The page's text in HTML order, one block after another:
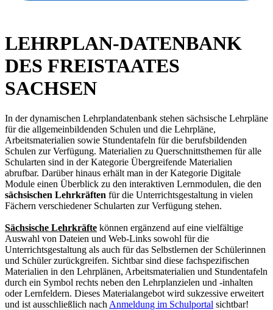
LEHRPLAN-DATENBANK
DES FREISTAATES
SACHSEN
In der dynamischen Lehrplandatenbank stehen sächsische Lehrpläne
für die allgemeinbildenden Schulen und die Lehrpläne,
Arbeitsmaterialien sowie Stundentafeln für die berufsbildenden
Schulen zur Verfügung. Materialien zu Querschnittsthemen für alle
Schularten sind in der Kategorie Übergreifende Materialien
abrufbar. Darüber hinaus erhält man in der Kategorie Digitale
Module einen Überblick zu den interaktiven Lernmodulen, die den
sächsischen Lehrkräften für die Unterrichtsgestaltung in vielen
Fächern verschiedener Schularten zur Verfügung stehen.
Sächsische Lehrkräfte können ergänzend auf eine vielfältige
Auswahl von Dateien und Web-Links sowohl für die
Unterrichtsgestaltung als auch für das Selbstlernen der Schülerinnen
und Schüler zurückgreifen. Sichtbar sind diese fachspezifischen
Materialien in den Lehrplänen, Arbeitsmaterialien und Stundentafeln
durch ein Symbol rechts neben den Lehrplanzielen und -inhalten
oder Lernfeldern. Dieses Materialangebot wird sukzessive erweitert
und ist ausschließlich nach Anmeldung im Schulportal sichtbar!